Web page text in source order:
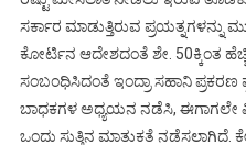
ಸರ್ಕಾರ ಮಾಡುತ್ತಿರುವ ಪ್ರಯತ್ನಗಳನ್ನು
ಕೋರ್ಟಿನ ಆದೇಶದಂತೆ ಶೇ. 50ಕ್ಕಿಂತ
ಸಂಬಂಧಿಸಿದಂತೆ ಇಂದ್ರಾ ಸಹಾನಿ ಪ್ರಕರಣ
ಬಾಧಕಗಳ ಅಧ್ಯಯನ ನಡೆಸಿ, ಈಗಾಗಲೇ
ಒಂದು ಸುತ್ತಿನ ಮಾತುಕತೆ ನಡೆಸಲಾಗಿದೆ.